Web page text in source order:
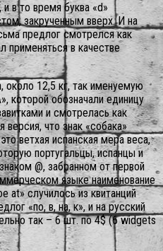
в то время буква «d»
закрученным вверх. И на
предлог смотрелся как
применяться в качестве
около 12,5 кг, так именуемую
которой обозначали единицу
и смотрелась как
что знак «собака»
ветхая испанская мера веса,
португальцы, испанцы и
@, забранном от первой
языке наименование
at» случилось из квитанций
«по, в, на, к», и на русский
так – 6 шт. по 4$ (6 widgets